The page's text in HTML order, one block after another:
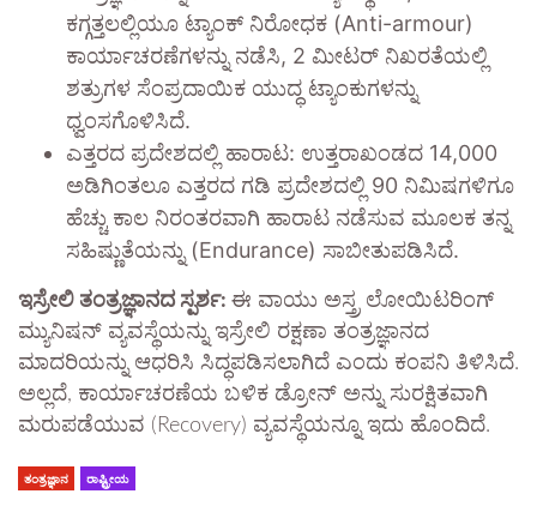
ಕಗ್ಗತ್ತಲಲ್ಲಿಯೂ ಟ್ಯಾಂಕ್ ನಿರೋಧಕ (Anti-armour)
ಕಾರ್ಯಾಚರಣೆಗಳನ್ನು ನಡೆಸಿ, 2 ಮೀಟರ್ ನಿಖರತೆಯಲ್ಲಿ
ಶತ್ರುಗಳ ಸೆಂಪ್ರದಾಯಿಕ ಯುದ್ಧ ಟ್ಯಾಂಕುಗಳನ್ನು
ಧ್ವಂಸಗೊಳಿಸಿದೆ.
ಎತ್ತರದ ಪ್ರದೇಶದಲ್ಲಿ ಹಾರಾಟ: ಉತ್ತರಾಖಂಡದ 14,000
ಅಡಿಗಿಂತಲೂ ಎತ್ತರದ ಗಡಿ ಪ್ರದೇಶದಲ್ಲಿ 90 ನಿಮಿಷಗಳಿಗೂ
ಹೆಚ್ಚು ಕಾಲ ನಿರಂತರವಾಗಿ ಹಾರಾಟ ನಡೆಸುವ ಮೂಲಕ ತನ್ನ
ಸಹಿಷ್ಣುತೆಯನ್ನು (Endurance) ಸಾಬೀತುಪಡಿಸಿದೆ.
ಇಸ್ರೇಲಿ ತಂತ್ರಜ್ಞಾನದ ಸ್ಪರ್ಶ: ಈ ವಾಯು ಅಸ್ತ್ರ ಲೋಯಿಟರಿಂಗ್
ಮ್ಯುನಿಷನ್ ವ್ಯವಸ್ಥೆಯನ್ನು ಇಸ್ರೇಲಿ ರಕ್ಷಣಾ ತಂತ್ರಜ್ಞಾನದ
ಮಾದರಿಯನ್ನು ಆಧರಿಸಿ ಸಿದ್ಧಪಡಿಸಲಾಗಿದೆ ಎಂದು ಕಂಪನಿ ತಿಳಿಸಿದೆ.
ಅಲ್ಲದೆ, ಕಾರ್ಯಾಚರಣೆಯ ಬಳಿಕ ಡ್ರೋನ್ ಅನ್ನು ಸುರಕ್ಷಿತವಾಗಿ
ಮರುಪಡೆಯುವ (Recovery) ವ್ಯವಸ್ಥೆಯನ್ನೂ ಇದು ಹೊಂದಿದೆ.
ತಂತ್ರಜ್ಞಾನ ರಾಷ್ಟ್ರೀಯ